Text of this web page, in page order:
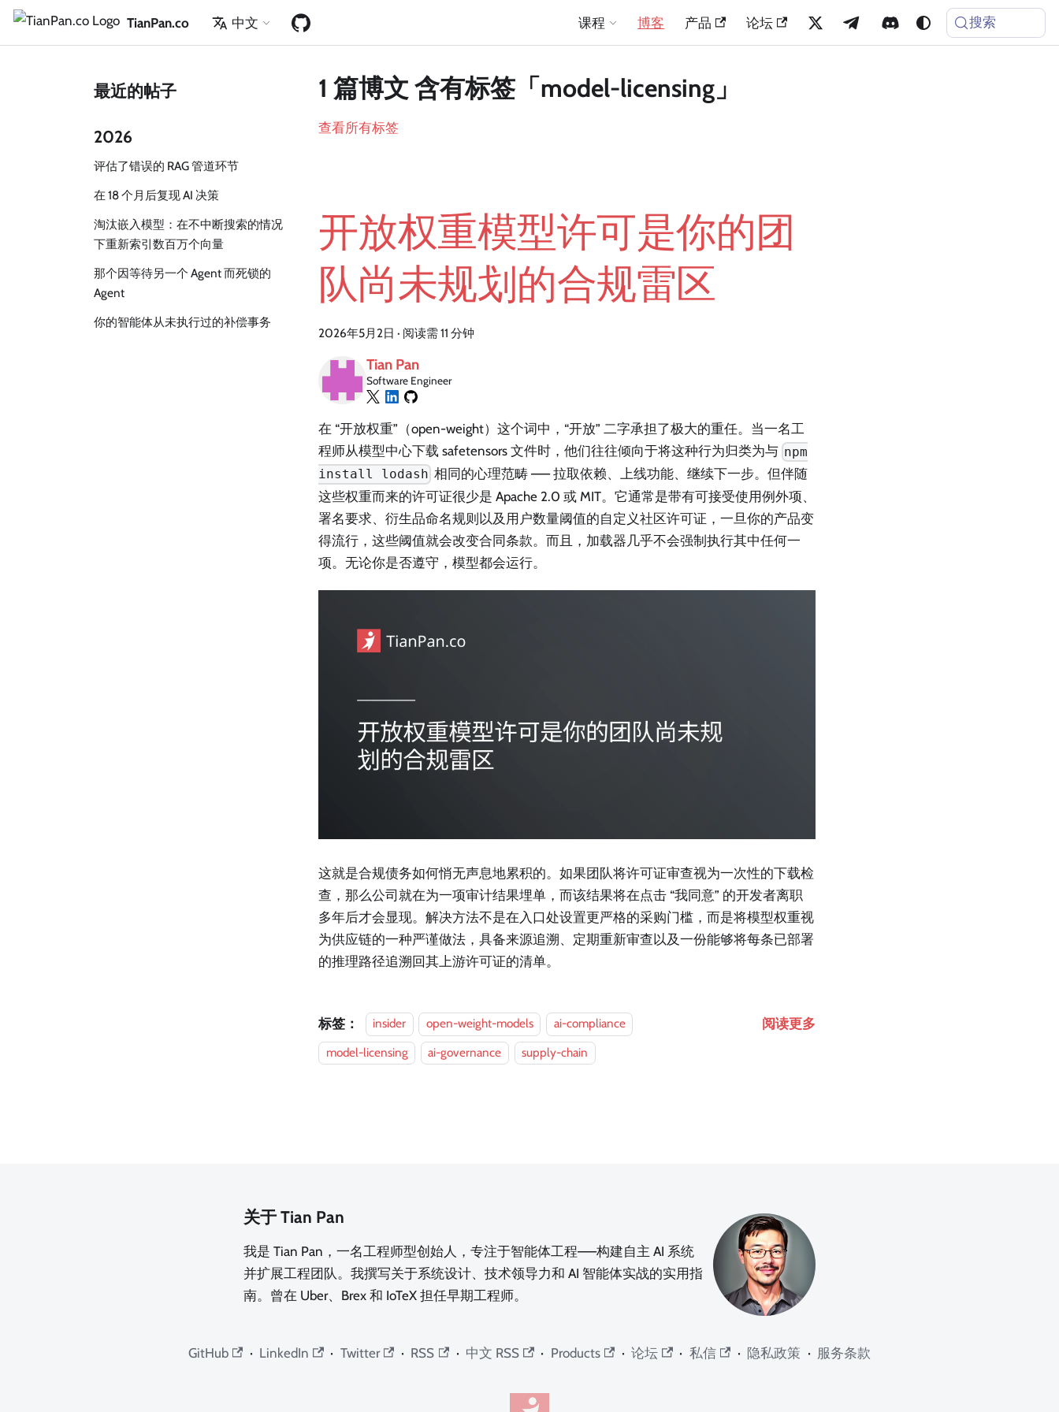
TianPan.co 中文 课程 博客 产品 论坛 搜索
最近的帖子
2026
评估了错误的 RAG 管道环节
在 18 个月后复现 AI 决策
淘汰嵌入模型：在不中断搜索的情况
下重新索引数百万个向量
那个因等待另一个 Agent 而死锁的
Agent
你的智能体从未执行过的补偿事务
1 篇博文 含有标签「model-licensing」
查看所有标签
开放权重模型许可是你的团
队尚未规划的合规雷区
2026年5月2日 · 阅读需 11 分钟
Tian Pan
Software Engineer
在 “开放权重”（open-weight）这个词中，“开放” 二字承担了极大的重任。当一名工
程师从模型中心下载 safetensors 文件时，他们往往倾向于将这种行为归类为与 npm
install lodash 相同的心理范畴 —— 拉取依赖、上线功能、继续下一步。但伴随
这些权重而来的许可证很少是 Apache 2.0 或 MIT。它通常是带有可接受使用例外项、
署名要求、衍生品命名规则以及用户数量阈值的自定义社区许可证，一旦你的产品变
得流行，这些阈值就会改变合同条款。而且，加载器几乎不会强制执行其中任何一
项。无论你是否遵守，模型都会运行。
这就是合规债务如何悄无声息地累积的。如果团队将许可证审查视为一次性的下载检
查，那么公司就在为一项审计结果埋单，而该结果将在点击 “我同意” 的开发者离职
多年后才会显现。解决方法不是在入口处设置更严格的采购门槛，而是将模型权重视
为供应链的一种严谨做法，具备来源追溯、定期重新审查以及一份能够将每条已部署
的推理路径追溯回其上游许可证的清单。
标签： insider open-weight-models
ai-compliance
model-licensing
ai-governance supply-chain
阅读更多
关于 Tian Pan
我是 Tian Pan，一名工程师型创始人，专注于智能体工程——构建自主 AI 系统
并扩展工程团队。我撰写关于系统设计、技术领导力和 AI 智能体实战的实用指
南。曾在 Uber、Brex 和 IoTeX 担任早期工程师。
GitHub · LinkedIn · Twitter · RSS · 中文 RSS · Products · 论坛 · 私信 · 隐私政策 · 服务条款